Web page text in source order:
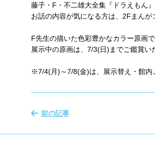
藤子・F・不二雄大全集『ドラえもん
お話の内容が気になる方は、2Fまんが
F先生の描いた色彩豊かなカラー原画
展示中の原画は、7/3(日)までご鑑賞い
※7/4(月)～7/8(金)は、展示替え・館内
前の記事